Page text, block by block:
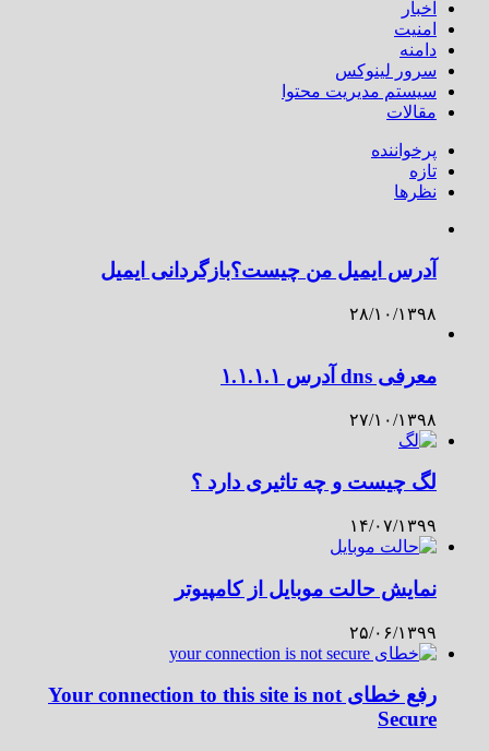
اخبار
امنیت
دامنه
سرور لینوکس
سیستم مدیریت محتوا
مقالات
پرخواننده
تازه
نظرها
آدرس ایمیل من چیست؟بازگردانی ایمیل
۲۸/۱۰/۱۳۹۸
معرفی dns آدرس ۱.۱.۱.۱
۲۷/۱۰/۱۳۹۸
لگ چیست و چه تاثیری دارد ؟
۱۴/۰۷/۱۳۹۹
نمایش حالت موبایل از کامپیوتر
۲۵/۰۶/۱۳۹۹
رفع خطای Your connection to this site is not
Secure